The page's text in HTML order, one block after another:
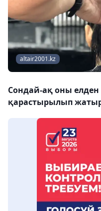
altair2001.kz
Сондай-ақ оны елден
қарастырылып